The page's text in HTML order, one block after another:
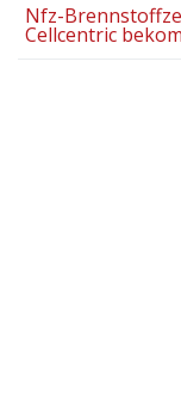
Nfz-
Cellcentric